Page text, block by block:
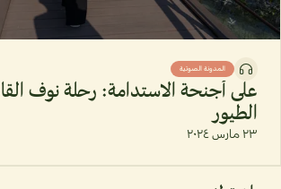
المدونة الصوتية
على أجنحة الاستدامة: رحلة نوف
الطيور
٢٣ مارس ٢٠٢٤